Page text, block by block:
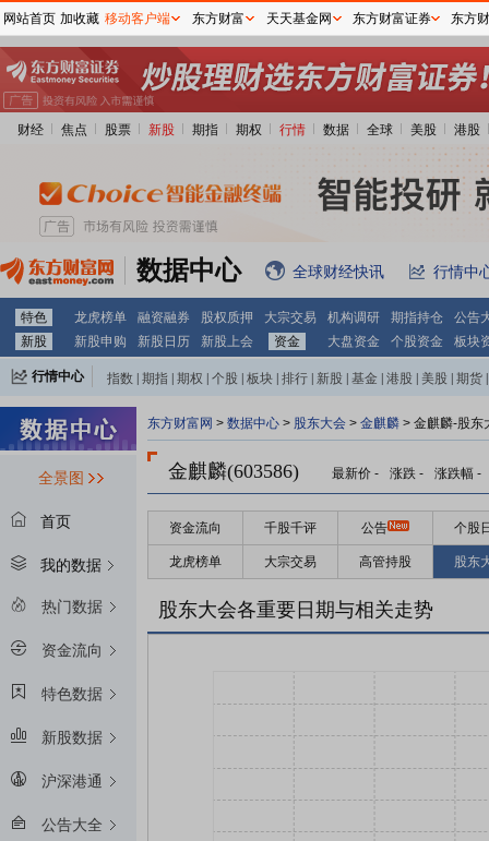
财经 焦点 股票 新股 期指 期权 行情 数据 全球 美股 港股
数据中心 全球财经快讯 行情中
特色 龙虎榜单 融资融券 股权质押 大宗交易 机构调研 期指持仓
公告
新股
新股申购 新股日历 新股上会 资金 大盘资金 个股资金 板块
行情中心 指数 期指 期权 个股 板块 排行 新股 基金 港股 美股 期货
全景图
首页
我的数据
热门数据
资金流向
特色数据
新股数据
沪深港通
公告大全
东方财富网 > 数据中心 > 股东大会 > 金麒麟 > 金麒麟-股东
金麒麟(603586) 最新价 - 涨跌 - 涨跌幅 -
资金流向 千股千评 公告 个股
龙虎榜单 大宗交易 高管持股 股东
股东大会各重要日期与相关走势
网站首页 加收藏 移动客户端 东方财富 天天基金网 东方财富证券 东方